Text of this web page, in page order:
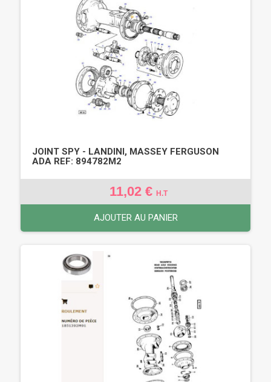
JOINT SPY - LANDINI, MASSEY FERGUSON
ADA REF: 894782M2
11,02 € H.T
AJOUTER AU PANIER